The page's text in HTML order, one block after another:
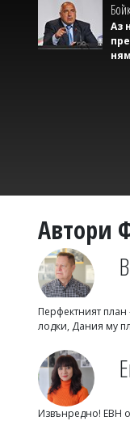
Аз
Автори
Перфектният
лодки, Дания му
Извънредно! ЕВН